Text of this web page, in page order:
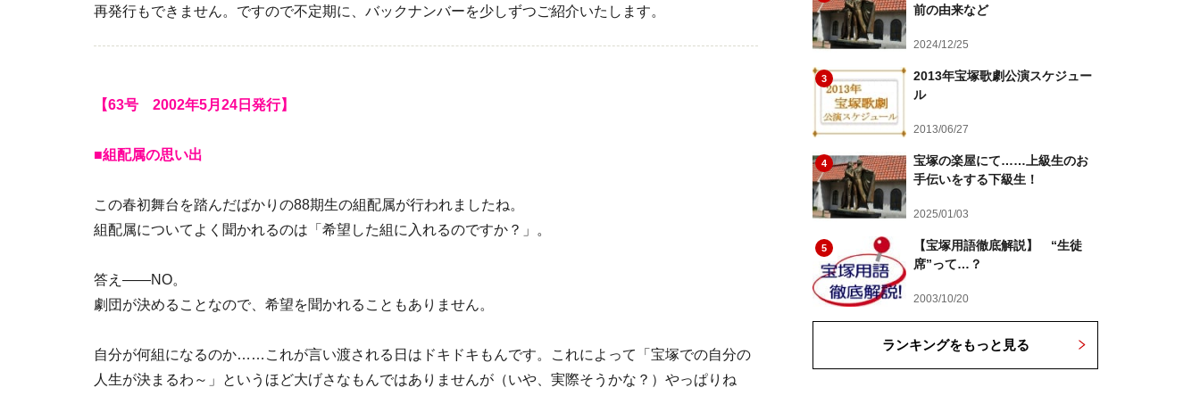
再発行もできません。ですので不定期に、バックナンバーを少しずつご紹介いたします。
【63号 2002年5月24日発行】
■組配属の思い出
この春初舞台を踏んだばかりの88期生の組配属が行われましたね。
組配属についてよく聞かれるのは「希望した組に入れるのですか？」。
答え――NO。
劇団が決めることなので、希望を聞かれることもありません。
自分が何組になるのか……これが言い渡される日はドキドキもんです。これによって「宝塚での自分の
人生が決まるわ～」というほど大げさなもんではありませんが（いや、実際そうかな？）やっぱりね
前の由来など
2024/12/25
3
2013年宝塚歌劇公演スケジュー
ル
2013/06/27
4
宝塚の楽屋にて……上級生のお
手伝いをする下級生！
2025/01/03
5
【宝塚用語徹底解説】 “生徒
席”って…？
2003/10/20
ランキングをもっと見る